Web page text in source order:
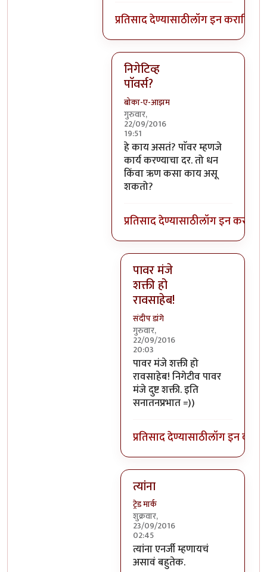
प्रतिसाद देण्यासाठीलॉग इन कराकिंवा
निगेटिव्ह
पाॅवर्स?
बोका-ए-आझम
गुरुवार,
22/09/2016
19:51
In reply toआजच्या भाषेत सांगायचं
हे काय असतं? पाॅवर म्हणजे
कार्य करण्याचा दर. तो धन
किंवा ऋण कसा काय असू
शकतो?
प्रतिसाद देण्यासाठीलॉग इन करा
पावर मंजे
शक्ती हो
रावसाहेब!
संदीप डांगे
गुरुवार,
22/09/2016
20:03
In reply toनिगेटिव्ह पाॅवर्स?
पावर मंजे शक्ती हो
रावसाहेब! निगेटीव पावर
मंजे दुष्ट शक्ती. इति
सनातनप्रभात =))
प्रतिसाद देण्यासाठीलॉग इन करा
त्यांना
ट्रेड मार्क
शुक्रवार,
23/09/2016
02:45
In reply toनिगेटिव्ह पाॅवर्स?
त्यांना एनर्जी म्हणायचं
असावं बहुतेक.